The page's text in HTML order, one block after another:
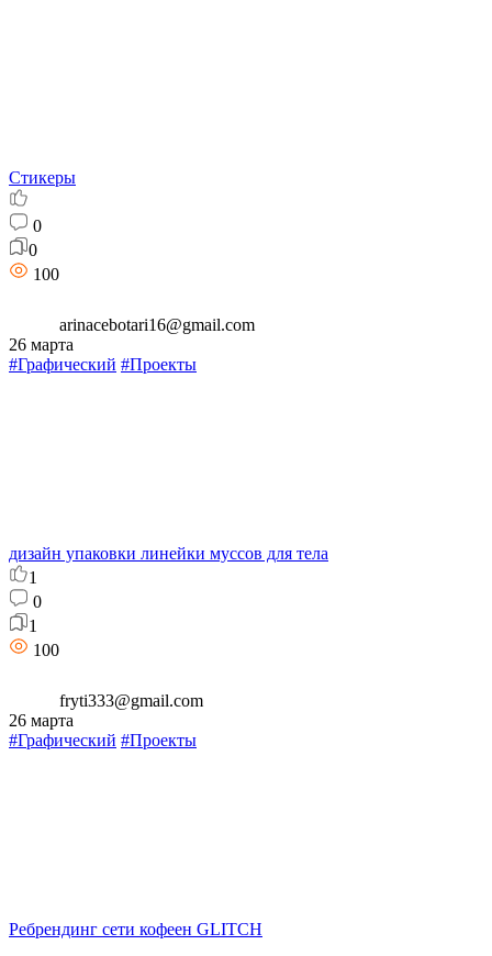
Стикеры
0
0
100
arinacebotari16@gmail.com
26 марта
#Графический #Проекты
дизайн упаковки линейки муссов для тела
1
0
1
100
fryti333@gmail.com
26 марта
#Графический #Проекты
Ребрендинг сети кофеен GLITCH